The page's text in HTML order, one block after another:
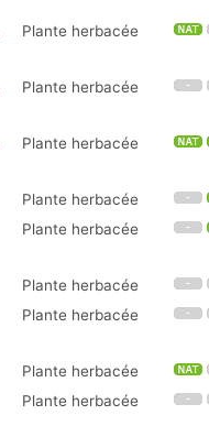
Plante herbacée
Plante herbacée
Plante herbacée
Plante herbacée
Plante herbacée
Plante herbacée
Plante herbacée
Plante herbacée
Plante herbacée